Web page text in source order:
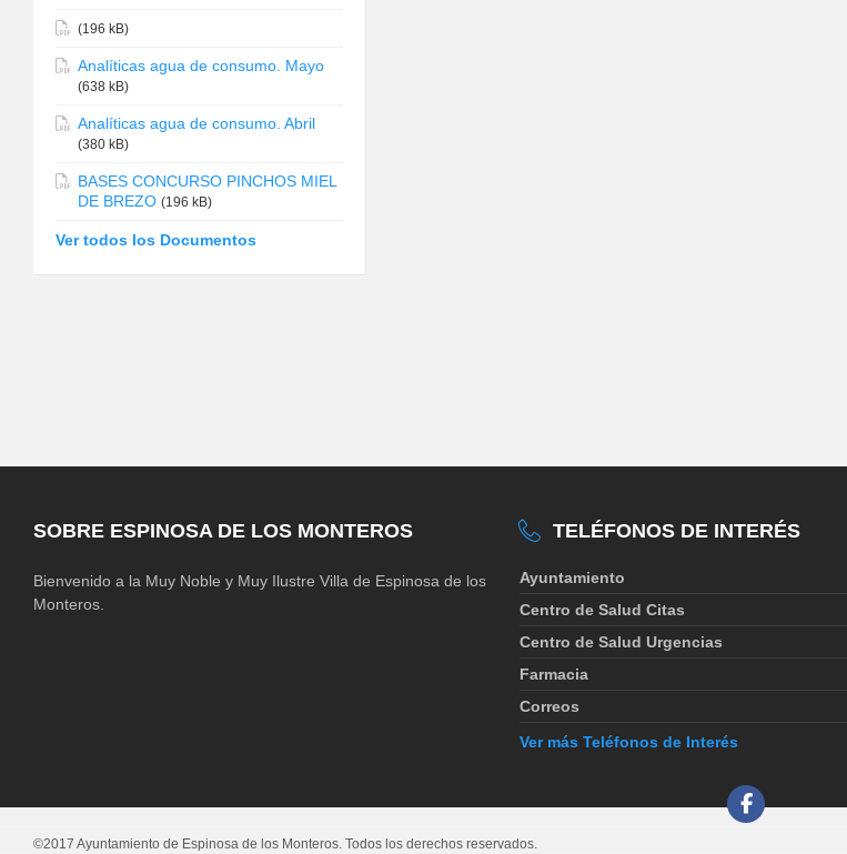
(196 kB)
Analíticas agua de consumo. Mayo
(638 kB)
Analíticas agua de consumo. Abril
(380 kB)
BASES CONCURSO PINCHOS MIEL
DE BREZO (196 kB)
Ver todos los Documentos
SOBRE ESPINOSA DE LOS MONTEROS
Bienvenido a la Muy Noble y Muy Ilustre Villa de Espinosa de los
Monteros.
TELÉFONOS DE INTERÉS
Ayuntamiento
Centro de Salud Citas
Centro de Salud Urgencias
Farmacia
Correos
Ver más Teléfonos de Interés
©2017 Ayuntamiento de Espinosa de los Monteros. Todos los derechos reservados.